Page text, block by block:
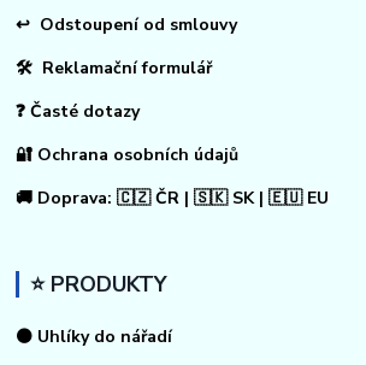
↩ Odstoupení od smlouvy
🛠 Reklamační formulář
❓ Časté dotazy
🔐 Ochrana osobních údajů
🚚 Doprava: 🇨🇿 ČR | 🇸🇰 SK | 🇪🇺 EU
⭐ PRODUKTY
⚫ Uhlíky do nářadí